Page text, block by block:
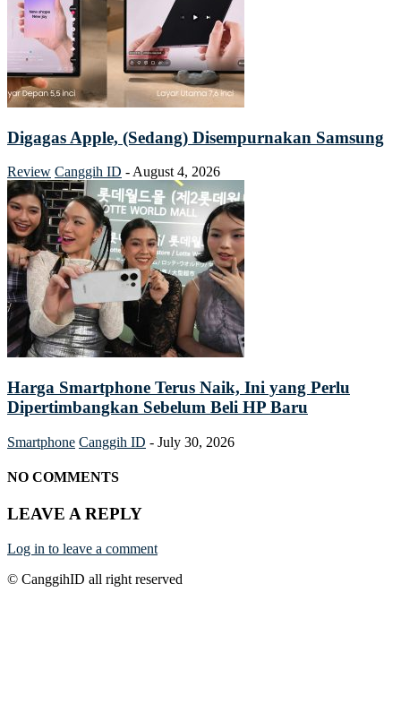
Digagas Apple, (Sedang) Disempurnakan Samsung
Review Canggih ID - August 4, 2026
Harga Smartphone Terus Naik, Ini yang Perlu
Dipertimbangkan Sebelum Beli HP Baru
Smartphone Canggih ID - July 30, 2026
NO COMMENTS
LEAVE A REPLY
Log in to leave a comment
© CanggihID all right reserved